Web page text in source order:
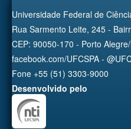
Universidade Federal de
Rua Sarmento Leite, 245 -
CEP: 90050-170 - Porto
facebook.com/UFCSPA -
Fone +55 (51) 3303-9000
Desenvolvido pelo